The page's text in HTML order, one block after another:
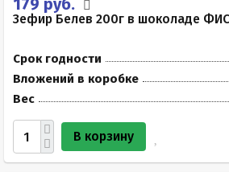
179 руб.
Зефир Белев 200г в шоколаде
Срок годности
Вложений в коробке
Вес
В корзину